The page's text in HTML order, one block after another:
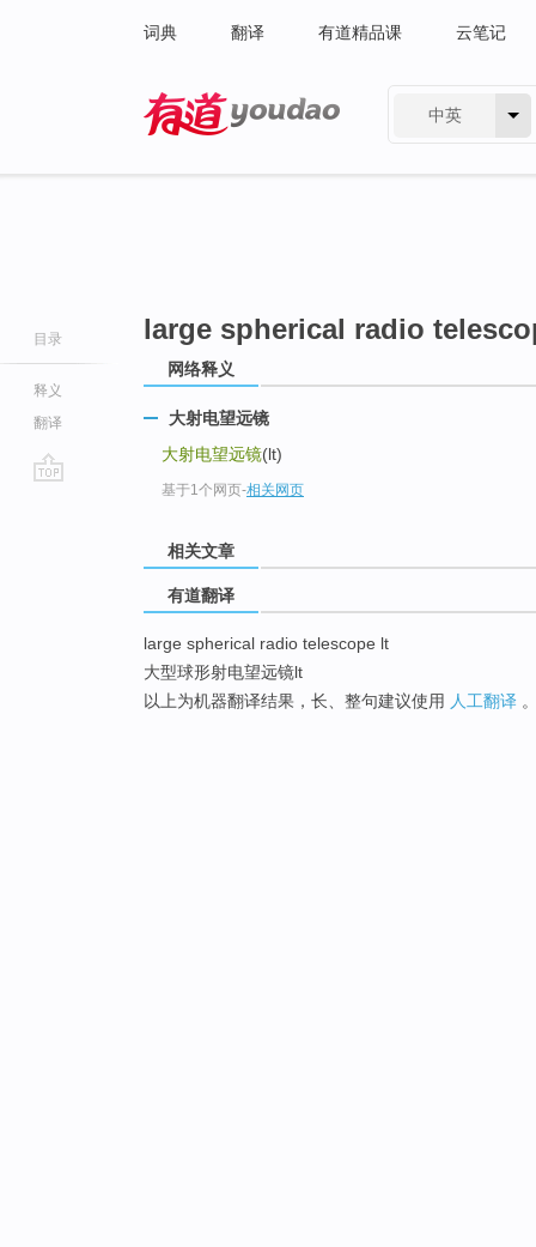
词典 翻译 有道精品课 云笔记
中英
目录
释义
翻译
large spherical radio
网络释义
大射电望远镜
大射电望远镜(lt)
基于1个网页-相关网页
相关文章
有道翻译
large spherical radio telescope lt
大型球形射电望远镜lt
以上为机器翻译结果，长、整句建议使用 人工翻译